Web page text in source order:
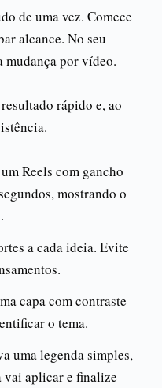
de uma vez. Comece
alcance. No seu
mudança por vídeo.
rápido e, ao
Reels com gancho
mostrando o
a cada ideia. Evite
capa com contraste
o tema.
uma legenda simples,
vai aplicar e finalize